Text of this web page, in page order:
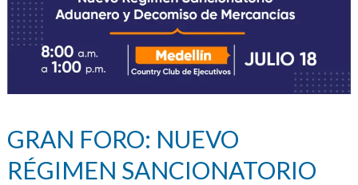
GRAN FORO: NUEVO
RÉGIMEN SANCIONATORIO